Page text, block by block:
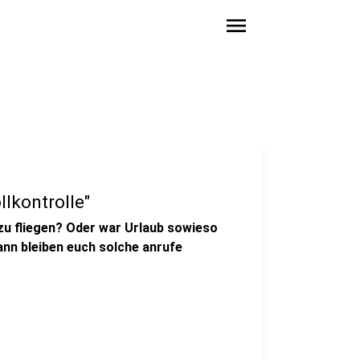
menu
fliegen? Oder war Urlaub sowieso
bleiben euch solche anrufe